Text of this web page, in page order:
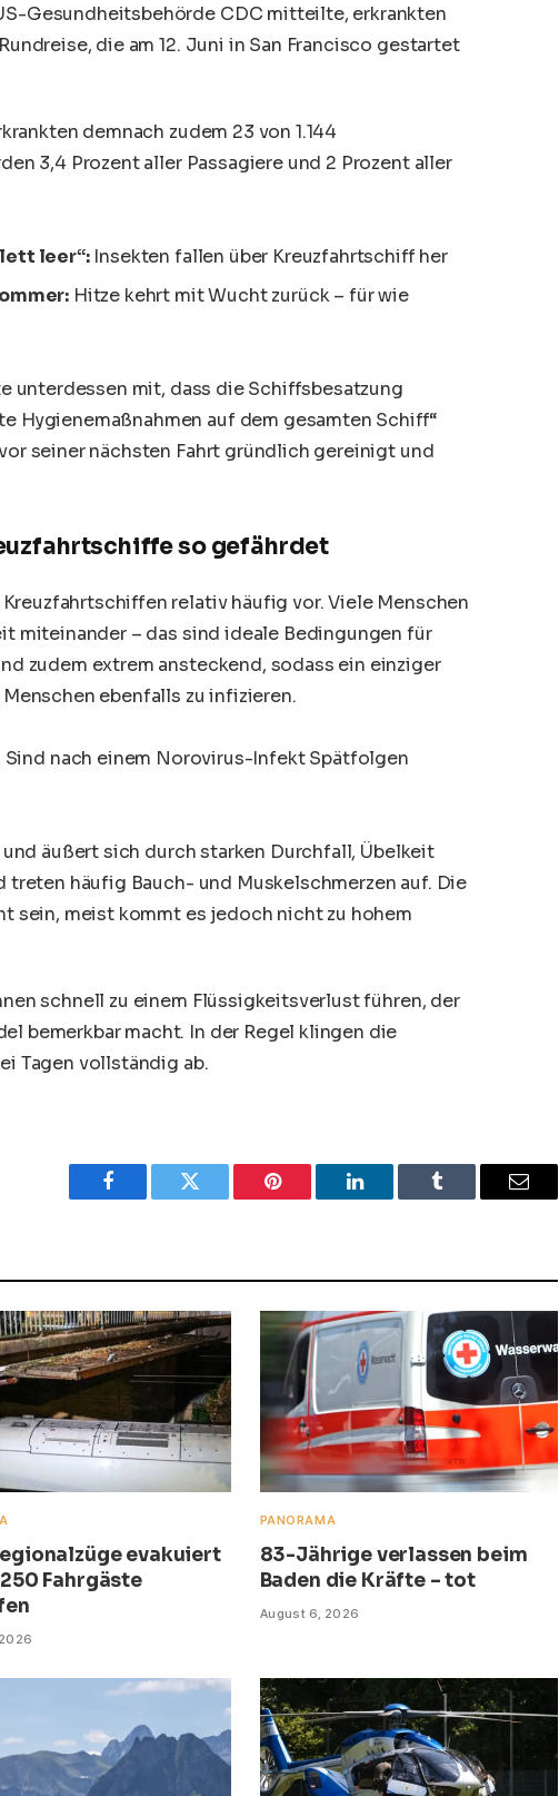
Gesundheitsbehörde CDC mitteilte, erkrankten
die am 12. Juni in San Francisco gestartet
demnach zudem 23 von 1.144
3,4 Prozent aller Passagiere und 2 Prozent aller
leer“: Insekten fallen über Kreuzfahrtschiff her
Hitze kehrt mit Wucht zurück – für wie
unterdessen mit, dass die Schiffsbesatzung
Hygienemaßnahmen auf dem gesamten Schiff“
seiner nächsten Fahrt gründlich gereinigt und
so gefährdet
relativ häufig vor. Viele Menschen
miteinander – das sind ideale Bedingungen für
zudem extrem ansteckend, sodass ein einziger
ebenfalls zu infizieren.
Sind nach einem Norovirus-Infekt Spätfolgen
äußert sich durch starken Durchfall, Übelkeit
treten häufig Bauch- und Muskelschmerzen auf. Die
sein, meist kommt es jedoch nicht zu hohem
schnell zu einem Flüssigkeitsverlust führen, der
bemerkbar macht. In der Regel klingen die
Tagen vollständig ab.
Facebook Twitter Pinterest LinkedIn Tumblr Email
evakuiert
Fahrgäste
PANORAMA
83-Jährige verlassen beim
Baden die Kräfte – tot
August 6, 2026